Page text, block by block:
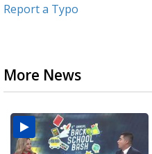
Report a Typo
More News